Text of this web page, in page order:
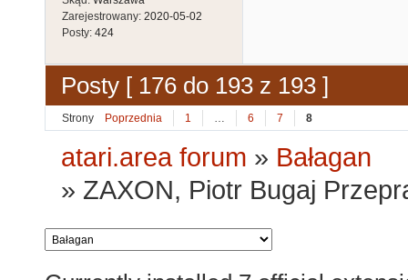
Zarejestrowany: 2020-05-02
Posty: 424
Posty [ 176 do 193 z 193 ]
Strony Poprzednia 1 … 6 7 8
atari.area forum » Bałagan
» ZAXON, Piotr Bugaj